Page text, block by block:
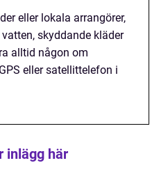
eller lokala arrangörer,
skyddande kläder
alltid någon om
eller satellittelefon i
inlägg här